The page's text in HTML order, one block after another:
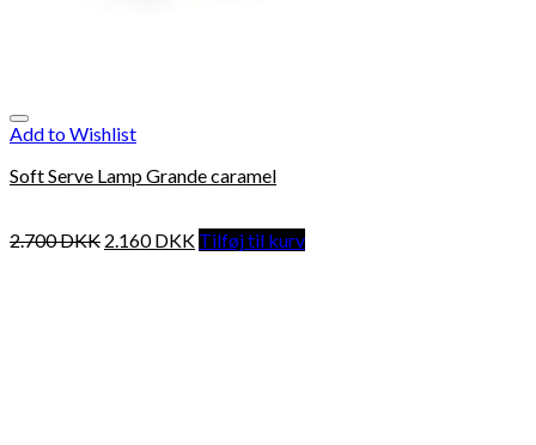
Add to Wishlist
Soft Serve Lamp Grande caramel
2.700DKK 2.160DKK Tilføj til kurv